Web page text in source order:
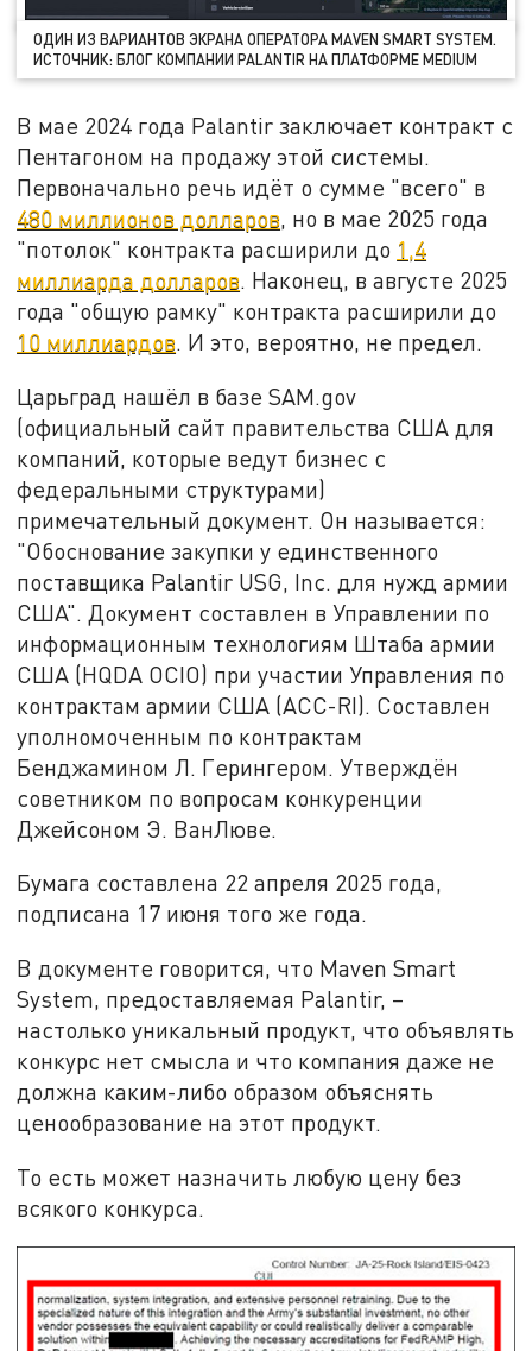
ОДИН ИЗ ВАРИАНТОВ ЭКРАНА ОПЕРАТОРА MAVEN SMART SYSTEM.
ИСТОЧНИК: БЛОГ КОМПАНИИ PALANTIR НА ПЛАТФОРМЕ MEDIUM
В мае 2024 года Palantir заключает контракт с
Пентагоном на продажу этой системы.
Первоначально речь идёт о сумме "всего" в
480 миллионов долларов, но в мае 2025 года
"потолок" контракта расширили до 1,4
миллиарда долларов. Наконец, в августе 2025
года "общую рамку" контракта расширили до
10 миллиардов. И это, вероятно, не предел.
Царьград нашёл в базе SAM.gov
(официальный сайт правительства США для
компаний, которые ведут бизнес с
федеральными структурами)
примечательный документ. Он называется:
"Обоснование закупки у единственного
поставщика Palantir USG, Inc. для нужд армии
США". Документ составлен в Управлении по
информационным технологиям Штаба армии
США (HQDA OCIO) при участии Управления по
контрактам армии США (ACC-RI). Составлен
уполномоченным по контрактам
Бенджамином Л. Герингером. Утверждён
советником по вопросам конкуренции
Джейсоном Э. ВанЛюве.
Бумага составлена 22 апреля 2025 года,
подписана 17 июня того же года.
В документе говорится, что Maven Smart
System, предоставляемая Palantir, –
настолько уникальный продукт, что объявлять
конкурс нет смысла и что компания даже не
должна каким-либо образом объяснять
ценообразование на этот продукт.
То есть может назначить любую цену без
всякого конкурса.